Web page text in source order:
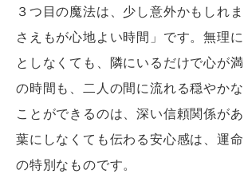
３つ目の魔法は、少し意外かもしれ
さえもが心地よい時間」です。無理
としなくても、隣にいるだけで心が
の時間も、二人の間に流れる穏やか
ことができるのは、深い信頼関係が
葉にしなくても伝わる安心感は、運
の特別なものです。